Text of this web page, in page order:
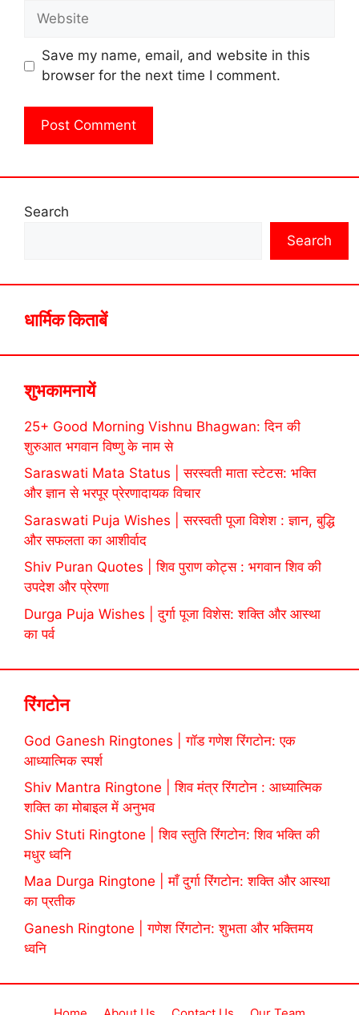
Website
Save my name, email, and website in this
browser for the next time I comment.
Search
Search
धार्मिक किताबें
शुभकामनायें
25+ Good Morning Vishnu Bhagwan: दिन की
शुरुआत भगवान विष्णु के नाम से
Saraswati Mata Status | सरस्वती माता स्टेटस: भक्ति
और ज्ञान से भरपूर प्रेरणादायक विचार
Saraswati Puja Wishes | सरस्वती पूजा विशेश : ज्ञान, बुद्धि
और सफलता का आशीर्वाद
Shiv Puran Quotes | शिव पुराण कोट्स : भगवान शिव की
उपदेश और प्रेरणा
Durga Puja Wishes | दुर्गा पूजा विशेस: शक्ति और आस्था
का पर्व
रिंगटोन
God Ganesh Ringtones | गॉड गणेश रिंगटोन: एक
आध्यात्मिक स्पर्श
Shiv Mantra Ringtone | शिव मंत्र रिंगटोन : आध्यात्मिक
शक्ति का मोबाइल में अनुभव
Shiv Stuti Ringtone | शिव स्तुति रिंगटोन: शिव भक्ति की
मधुर ध्वनि
Maa Durga Ringtone | माँ दुर्गा रिंगटोन: शक्ति और आस्था
का प्रतीक
Ganesh Ringtone | गणेश रिंगटोन: शुभता और भक्तिमय
ध्वनि